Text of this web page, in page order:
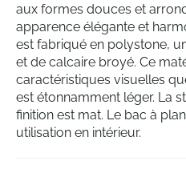
aux formes douces et
apparence élégante et
est fabriqué en polystone,
et de calcaire broyé. Ce
caractéristiques visuelles
est étonnamment léger. La
finition est mat. Le bac à
utilisation en intérieur.